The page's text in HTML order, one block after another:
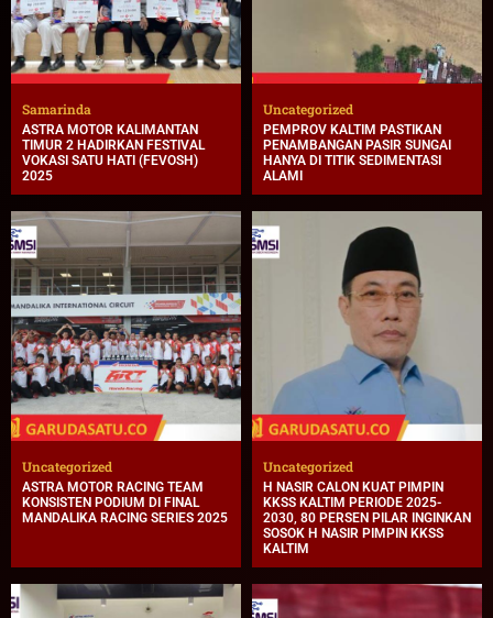
Samarinda
ASTRA MOTOR KALIMANTAN
TIMUR 2 HADIRKAN FESTIVAL
VOKASI SATU HATI (FEVOSH)
2025
Uncategorized
PEMPROV KALTIM PASTIKAN
PENAMBANGAN PASIR SUNGAI
HANYA DI TITIK SEDIMENTASI
ALAMI
Uncategorized
ASTRA MOTOR RACING TEAM
KONSISTEN PODIUM DI FINAL
MANDALIKA RACING SERIES 2025
Uncategorized
H NASIR CALON KUAT PIMPIN
KKSS KALTIM PERIODE 2025-
2030, 80 PERSEN PILAR INGINKAN
SOSOK H NASIR PIMPIN KKSS
KALTIM